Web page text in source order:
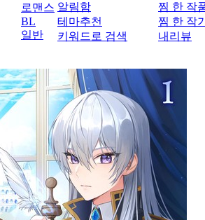
로맨스
BL
일반
알림함
테마추천
키워드로 검색
찜 한 작
찜 한 작
내리뷰